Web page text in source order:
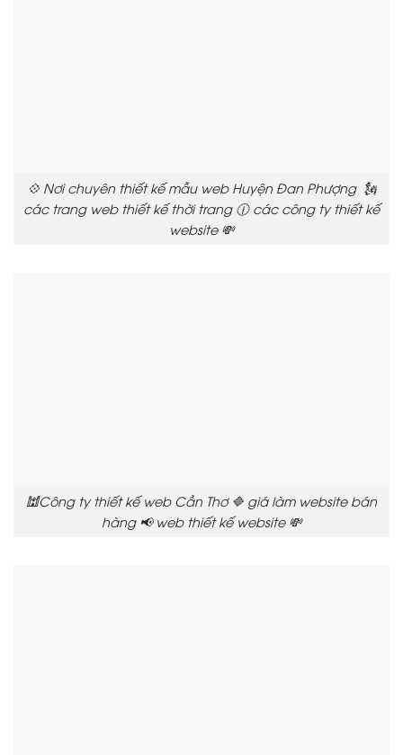
💠 Nơi chuyên thiết kế mẫu web Huyện Đan Phượng 🗽
các trang web thiết kế thời trang 🕧 các công ty thiết kế
website 💸
🕍Công ty thiết kế web Cần Thơ 🔷 giá làm website bán
hàng 📢 web thiết kế website 💸